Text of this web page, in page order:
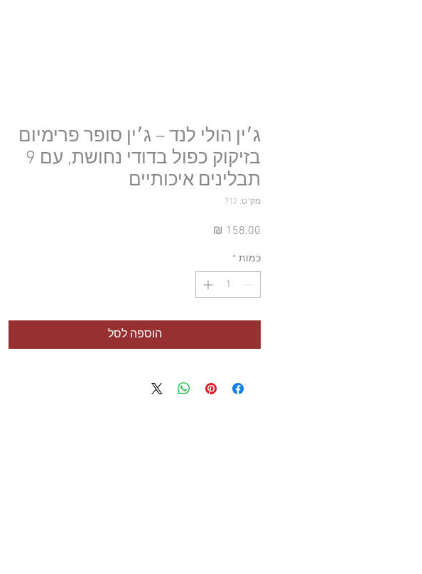
ג׳ין הולי לנד – ג׳ין סופר פרימיום
בזיקוק כפול בדודי נחושת, עם 9
תבלינים איכותיים
מק"ט: 712
כמות *
הוספה לסל